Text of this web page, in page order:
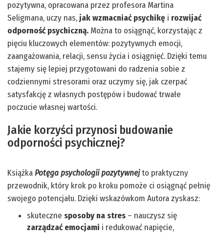
pozytywna, opracowana przez profesora Martina
Seligmana, uczy nas,jak wzmacniać psychikę i rozwijać
odporność psychiczną. Można to osiągnąć, korzystając z
pięciu kluczowych elementów: pozytywnych emocji,
zaangażowania, relacji, sensu życia i osiągnięć. Dzięki temu
stajemy się lepiej przygotowani do radzenia sobie z
codziennymi stresorami oraz uczymy się, jak czerpać
satysfakcję z własnych postępów i budować trwałe
poczucie własnej wartości.
Jakie korzyści przynosi budowanie
odporności psychicznej?
KsiążkaPotęga psychologii pozytywnejto praktyczny
przewodnik, który krok po kroku pomoże ci osiągnąć pełnię
swojego potencjału. Dzięki wskazówkom Autora zyskasz:
skuteczne sposoby na stres – nauczysz się
zarządzać emocjami i redukować napięcie,